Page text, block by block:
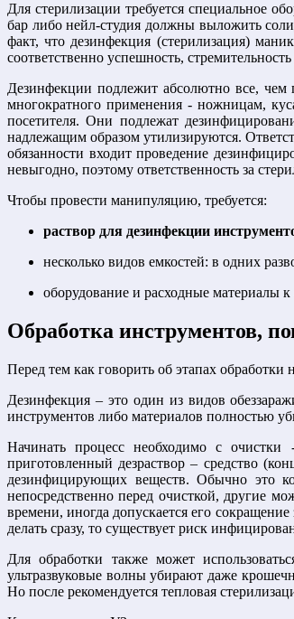
Для стерилизации требуется специальное
бар либо нейл-студия должны выложить
факт, что дезинфекция (стерилизация)
соответственно успешность,
Дезинфекции подлежит абсолютно все, чем
многократного применения - ножницам,
посетителя. Они подлежат
надлежащим образом утилизируются.
обязанности входит проведение
невыгодно, поэтому ответственность за
Чтобы провести манипуляцию, требуется:
раствор для дезинфекции
несколько видов емкостей: в одних
оборудование и расходные материалы к
Обработка инструментов,
Перед тем как говорить об этапах обработки
Дезинфекция – это один из видов
инструментов либо материалов полностью
Начинать процесс необходимо с очистки
приготовленный дезраствор – средство
дезинфицирующих веществ. Обычно это
непосредственно перед очисткой, другие
времени, иногда допускается его
делать сразу, то существует риск
Для обработки также может
ультразвуковые волны убирают даже
Но после рекомендуется тепловая